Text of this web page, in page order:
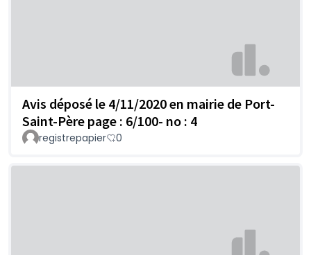
Avis déposé le 4/11/2020 en mairie de Port-
Saint-Père page : 6/100- no : 4
registrepapier 0